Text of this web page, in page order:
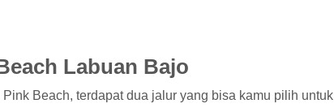
Labuan Bajo
Beach, terdapat dua jalur yang bisa kamu pilih untuk